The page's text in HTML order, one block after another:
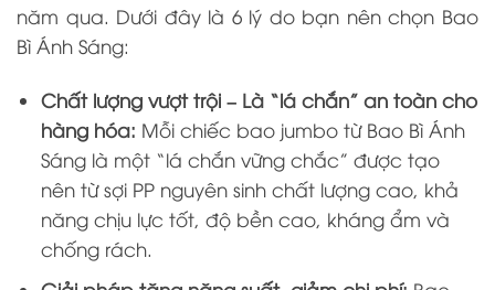
năm qua. Dưới đây là 6 lý do bạn nên chọn Bao
Bì Ánh Sáng:
Chất lượng vượt trội – Là “lá chắn” an toàn cho
hàng hóa: Mỗi chiếc bao jumbo từ Bao Bì Ánh
Sáng là một “lá chắn vững chắc” được tạo
nên từ sợi PP nguyên sinh chất lượng cao, khả
năng chịu lực tốt, độ bền cao, kháng ẩm và
chống rách.